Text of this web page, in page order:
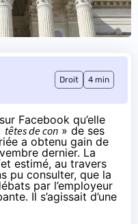
Droit 4 min
Facebook qu’elle
têtes de con » de ses
a obtenu gain de
dernier. La
estimé, au travers
pu consulter, que la
par l’employeur
Il s’agissait d’une